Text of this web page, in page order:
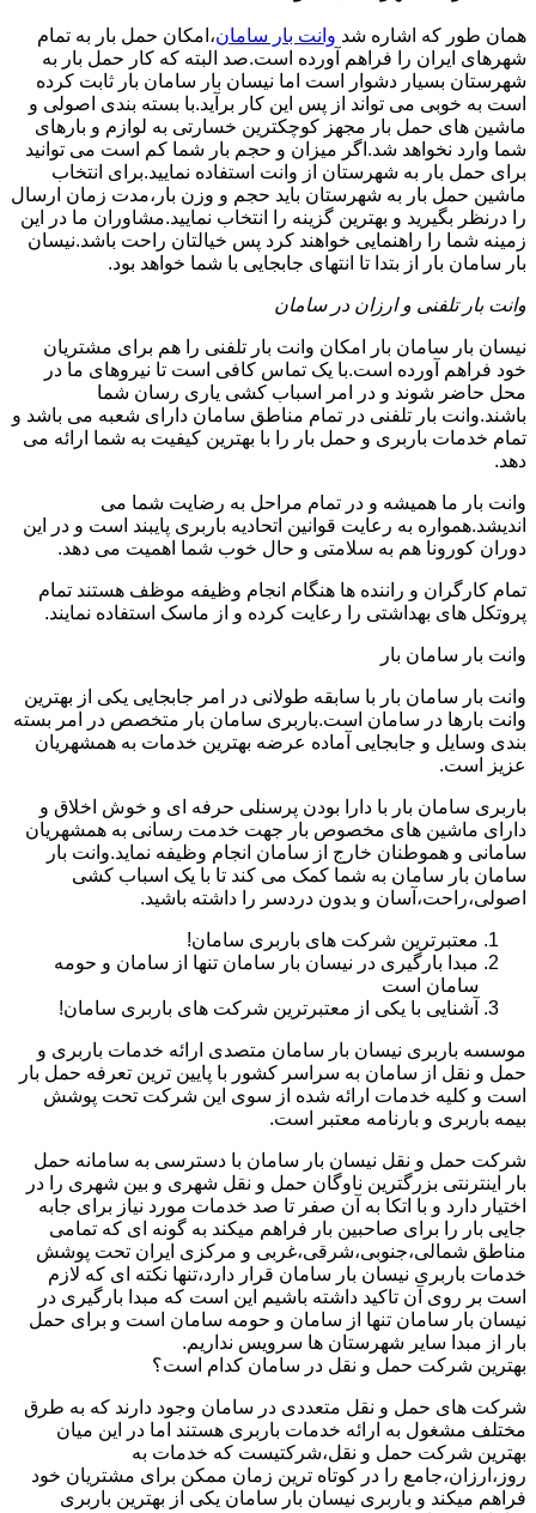
همان طور که اشاره شد وانت بار سامان،امکان حمل بار به تمام
شهرهای ایران را فراهم آورده است.صد البته که کار حمل بار به
شهرستان بسیار دشوار است اما نیسان بار سامان بار ثابت کرده
است به خوبی می تواند از پس این کار برآید.با بسته بندی اصولی و
ماشین های حمل بار مجهز کوچکترین خسارتی به لوازم و بارهای
شما وارد نخواهد شد.اگر میزان و حجم بار شما کم است می توانید
برای حمل بار به شهرستان از وانت استفاده نمایید.برای انتخاب
ماشین حمل بار به شهرستان باید حجم و وزن بار،مدت زمان ارسال
را درنظر بگیرید و بهترین گزینه را انتخاب نمایید.مشاوران ما در این
زمینه شما را راهنمایی خواهند کرد پس خیالتان راحت باشد.نیسان
بار سامان بار از بتدا تا انتهای جابجایی با شما خواهد بود.
وانت بار تلفنی و ارزان در سامان
نیسان بار سامان بار امکان وانت بار تلفنی را هم برای مشتریان
خود فراهم آورده است.با یک تماس کافی است تا نیروهای ما در
محل حاضر شوند و در امر اسباب کشی یاری رسان شما
باشند.وانت بار تلفنی در تمام مناطق سامان دارای شعبه می باشد و
تمام خدمات باربری و حمل بار را با بهترین کیفیت به شما ارائه می
دهد.
وانت بار ما همیشه و در تمام مراحل به رضایت شما می
اندیشد.همواره به رعایت قوانین اتحادیه باربری پایبند است و در این
دوران کورونا هم به سلامتی و حال خوب شما اهمیت می دهد.
تمام کارگران و راننده ها هنگام انجام وظیفه موظف هستند تمام
پروتکل های بهداشتی را رعایت کرده و از ماسک استفاده نمایند.
وانت بار سامان بار
وانت بار سامان بار با سابقه طولانی در امر جابجایی یکی از بهترین
وانت بارها در سامان است.باربری سامان بار متخصص در امر بسته
بندی وسایل و جابجایی آماده عرضه بهترین خدمات به همشهریان
عزیز است.
باربری سامان بار با دارا بودن پرسنلی حرفه ای و خوش اخلاق و
دارای ماشین های مخصوص بار جهت خدمت رسانی به همشهریان
سامانی و هموطنان خارج از سامان انجام وظیفه نماید.وانت بار
سامان بار سامان به شما کمک می کند تا با یک اسباب کشی
اصولی،راحت،آسان و بدون دردسر را داشته باشید.
معتبرترین شرکت های باربری سامان!
مبدا بارگیری در نیسان بار سامان تنها از سامان و حومه
سامان است
آشنایی با یکی از معتبرترین شرکت های باربری سامان!
موسسه باربری نیسان بار سامان متصدی ارائه خدمات باربری و
حمل و نقل از سامان به سراسر کشور با پایین ترین تعرفه حمل بار
است و کلیه خدمات ارائه شده از سوی این شرکت تحت پوشش
بیمه باربری و بارنامه معتبر است.
شرکت حمل و نقل نیسان بار سامان با دسترسی به سامانه حمل
بار اینترنتی بزرگترین ناوگان حمل و نقل شهری و بین شهری را در
اختیار دارد و با اتکا به آن صفر تا صد خدمات مورد نیاز برای جابه
جایی بار را برای صاحبین بار فراهم میکند به گونه ای که تمامی
مناطق شمالی،جنوبی،شرقی،غربی و مرکزی ایران تحت پوشش
خدمات باربری نیسان بار سامان قرار دارد،تنها نکته ای که لازم
است بر روی آن تاکید داشته باشیم این است که مبدا بارگیری در
نیسان بار سامان تنها از سامان و حومه سامان است و برای حمل
بار از مبدا سایر شهرستان ها سرویس نداریم.
بهترین شرکت حمل و نقل در سامان کدام است؟
شرکت های حمل و نقل متعددی در سامان وجود دارند که به طرق
مختلف مشغول به ارائه خدمات باربری هستند اما در این میان
بهترین شرکت حمل و نقل،شرکتیست که خدمات به
روز،ارزان،جامع را در کوتاه ترین زمان ممکن برای مشتریان خود
فراهم میکند و باربری نیسان بار سامان یکی از بهترین باربری